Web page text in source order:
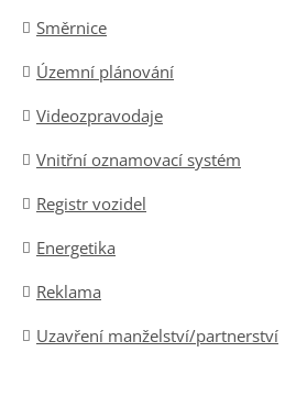
Směrnice
Územní plánování
Videozpravodaje
Vnitřní oznamovací systém
Registr vozidel
Energetika
Reklama
Uzavření manželství/partnerství